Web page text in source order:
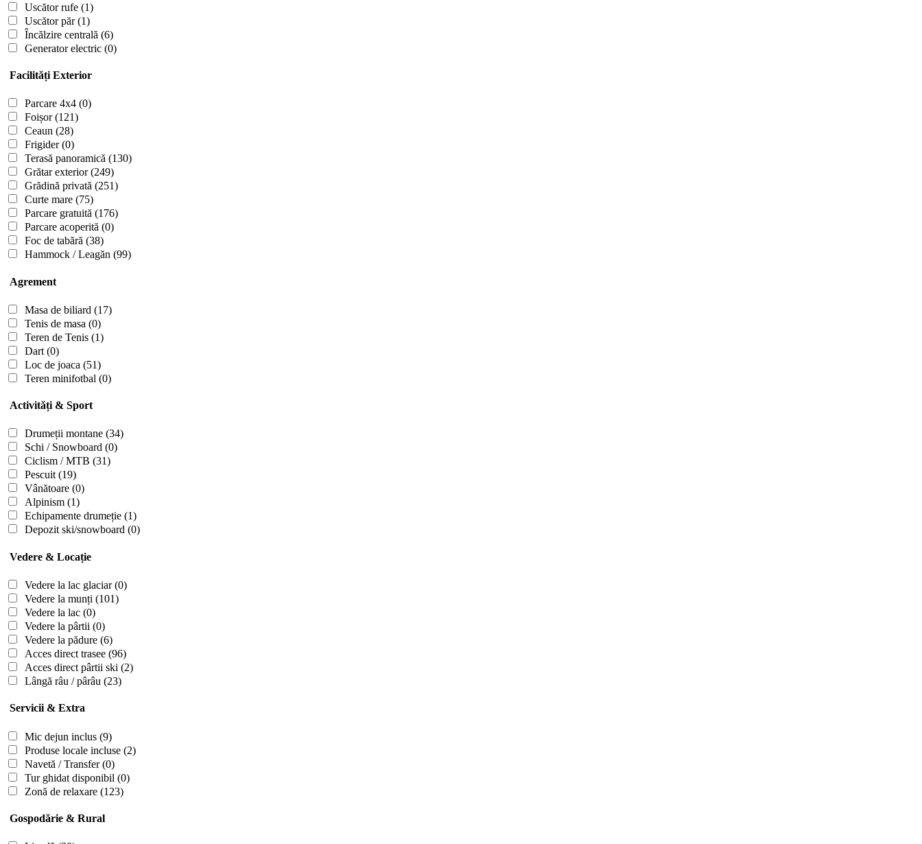
Uscător rufe (1)
Uscător păr(1)
Încălzire centrală (6)
Generator electric (0)
Facilități Exterior
Parcare 4x4 (0)
Foișor(121)
Ceaun (28)
Frigider(0)
Terasă panoramică (130)
Grătar exterior(249)
Grădină privată (251)
Curte mare (75)
Parcare gratuită (176)
Parcare acoperită (0)
Foc de tabără (38)
Hammock / Leagăn (99)
Agrement
Masa de biliard (17)
Tenis de masa (0)
Teren de Tenis (1)
Dart (0)
Loc de joaca (51)
Teren minifotbal (0)
Activități & Sport
Drumeții montane (34)
Schi / Snowboard (0)
Ciclism / MTB (31)
Pescuit(19)
Vânătoare (0)
Alpinism (1)
Echipamente drumeție (1)
Depozit ski/snowboard (0)
Vedere & Locație
Vedere la lac glaciar(0)
Vedere la munți (101)
Vedere la lac (0)
Vedere la pârtii (0)
Vedere la pădure (6)
Acces direct trasee (96)
Acces direct pârtii ski (2)
Lângă râu / pârâu (23)
Servicii & Extra
Mic dejun inclus (9)
Produse locale incluse (2)
Navetă / Transfer(0)
Tur ghidat disponibil (0)
Zonă de relaxare (123)
Gospodărie & Rural